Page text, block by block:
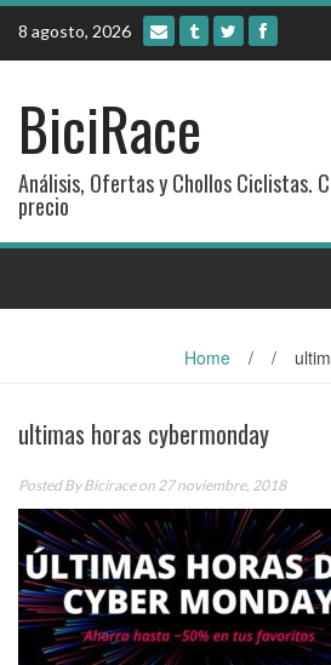
Skip
content
8 agosto, 2026
BiciRace
Análisis, Ofertas y Chollos Ciclistas.
precio
Home / /
ultimas horas cybermonday
Posted ByBiciraceon 27 noviembre, 2018